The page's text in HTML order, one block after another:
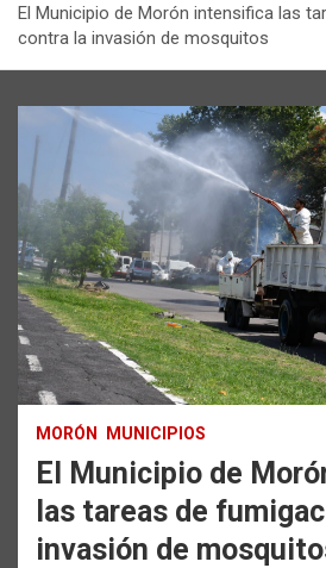
El Municipio de Morón intensifica las
contra la invasión de mosquitos
MORÓN MUNICIPIOS
El Municipio de
las tareas de
invasión de